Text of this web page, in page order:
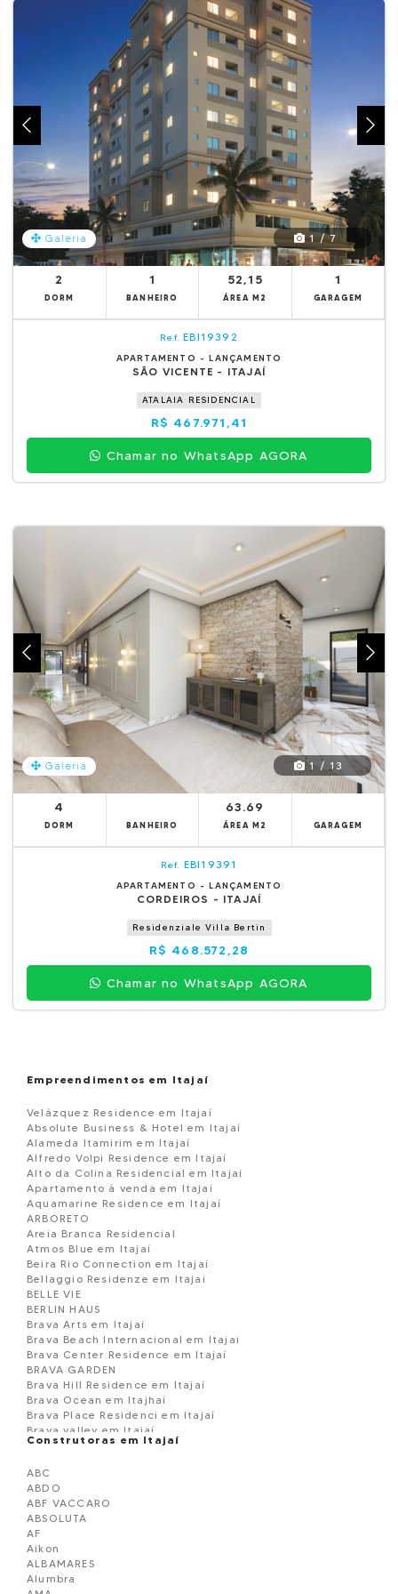
Galeria 1 / 7
2
DORM
1
BANHEIRO
52,15
ÁREA M2
1
GARAGEM
Ref. EBI19392
APARTAMENTO - LANÇAMENTO
SÃO VICENTE - ITAJAÍ
ATALAIA RESIDENCIAL
R$ 467.971,41
Chamar no WhatsApp AGORA
Galeria 1 / 13
4
DORM BANHEIRO
63.69
ÁREA M2 GARAGEM
Ref. EBI19391
APARTAMENTO - LANÇAMENTO
CORDEIROS - ITAJAÍ
Residenziale Villa Bertin
R$ 468.572,28
Chamar no WhatsApp AGORA
Empreendimentos em Itajaí
Velázquez Residence em Itajaí
Absolute Business & Hotel em Itajaí
Alameda Itamirim em Itajaí
Alfredo Volpi Residence em Itajaí
Alto da Colina Residencial em Itajai
Apartamento à venda em Itajaí
Aquamarine Residence em Itajaí
ARBORETO
Areia Branca Residencial
Atmos Blue em Itajaí
Beira Rio Connection em Itajaí
Bellaggio Residenze em Itajai
BELLE VIE
BERLIN HAUS
Brava Arts em Itajai
Brava Beach Internacional em Itajai
Brava Center Residence em Itajaí
BRAVA GARDEN
Brava Hill Residence em Itajaí
Brava Ocean em Itajhaí
Brava Place Residenci em Itajaí
Brava valley em Itajaí
Brava View em Itajaí
Brava Villi Soul Residence
Brooklyn 365 Residence em Itajaí
Camboriú Tower Residence em Itajaí
Casa à venda em Itajaí
CATANIA RESIDENCIAL
Cézzane Residence em Itajaí
Cielo Di Amalfi em Itajaí
Classic em Itajaí
Construtoras em Itajaí
ABC
ABDO
ABF VACCARO
ABSOLUTA
AF
Aikon
ALBAMARES
Alumbra